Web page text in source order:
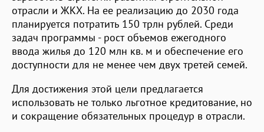
отрасли и ЖКХ. На ее реализацию до 2030 года
планируется потратить 150 трлн рублей. Среди
задач программы - рост объемов ежегодного
ввода жилья до 120 млн кв. м и обеспечение его
доступности для не менее чем двух третей семей.
Для достижения этой цели предлагается
использовать не только льготное кредитование, но
и сокращение обязательных процедур в отрасли.